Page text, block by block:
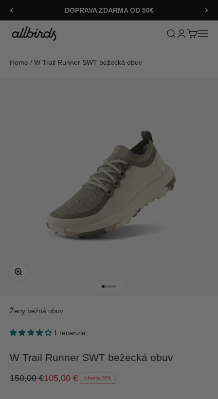
DOPRAVA ZDARMA OD 50€
Allbirds OtvoriťOtvoriťOtvoriť
Home / W Trail Runner SWT bežecká obuv
Priblížiť
Ženy bežná obuv
1 recenzia
W Trail Runner SWT bežecká obuv
Bežná cena
150,00 €Predajná cena
105,00 € Ušetríte 30%